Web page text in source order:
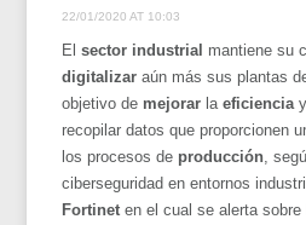
22/01/2020 AT 10:03
Elsector industrial mantiene su
digitalizar aún más sus plantas
objetivo de mejorar laeficiencia
recopilar datos que proporcionen
los procesos de producción ,
ciberseguridad en entornos
Fortinet en el cual se alerta